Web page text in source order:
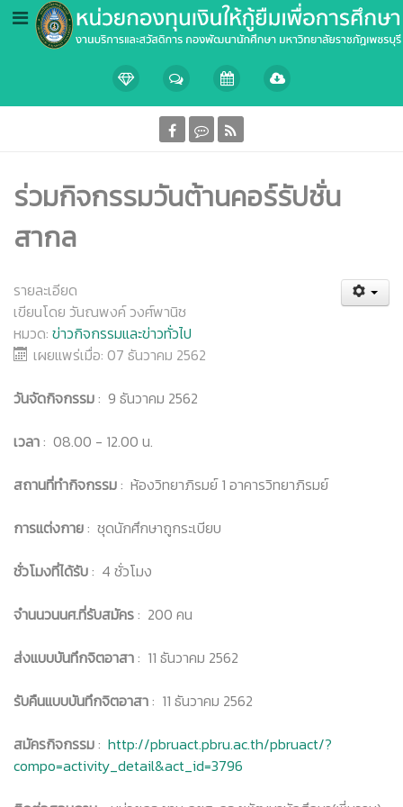
ร่วมกิจกรรมวันต้านคอร์รัปชั่น
สากล
รายละเอียด
เขียนโดย วันณพงค์ วงศ์พานิช
หมวด: ข่าวกิจกรรมและข่าวทั่วไป
เผยแพร่เมื่อ: 07 ธันวาคม 2562
วันจัดกิจกรรม: 9 ธันวาคม 2562
เวลา: 08.00 - 12.00 น.
สถานที่ทำกิจกรรม: ห้องวิทยาภิรมย์ 1 อาคารวิทยาภิรมย์
การแต่งกาย: ชุดนักศึกษาถูกระเบียบ
ชั่วโมงที่ได้รับ: 4 ชั่วโมง
จำนนวนนศ.ที่รับสมัคร: 200 คน
ส่งแบบบันทึกจิตอาสา: 11 ธันวาคม 2562
รับคืนแบบบันทึกจิตอาสา: 11 ธันวาคม 2562
สมัครกิจกรรม: http://pbruact.pbru.ac.th/pbruact/?
compo=activity_detail&act_id=3796